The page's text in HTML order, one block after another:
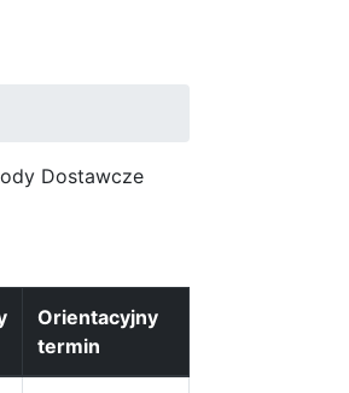
Dostawcze
Orientacyjny
termin